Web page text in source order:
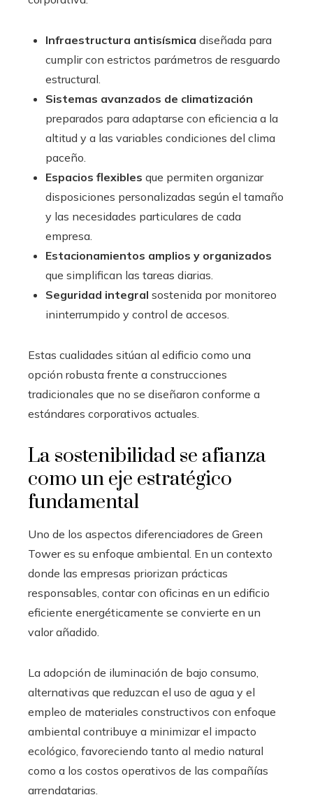
Infraestructura antisísmica diseñada para
cumplir con estrictos parámetros de resguardo
estructural.
Sistemas avanzados de climatización
preparados para adaptarse con eficiencia a la
altitud y a las variables condiciones del clima
paceño.
Espacios flexibles que permiten organizar
disposiciones personalizadas según el tamaño
y las necesidades particulares de cada
empresa.
Estacionamientos amplios y organizados
que simplifican las tareas diarias.
Seguridad integral sostenida por monitoreo
ininterrumpido y control de accesos.
Estas cualidades sitúan al edificio como una
opción robusta frente a construcciones
tradicionales que no se diseñaron conforme a
estándares corporativos actuales.
La sostenibilidad se afianza
como un eje estratégico
fundamental
Uno de los aspectos diferenciadores de Green
Tower es su enfoque ambiental. En un contexto
donde las empresas priorizan prácticas
responsables, contar con oficinas en un edificio
eficiente energéticamente se convierte en un
valor añadido.
La adopción de iluminación de bajo consumo,
alternativas que reduzcan el uso de agua y el
empleo de materiales constructivos con enfoque
ambiental contribuye a minimizar el impacto
ecológico, favoreciendo tanto al medio natural
como a los costos operativos de las compañías
arrendatarias.